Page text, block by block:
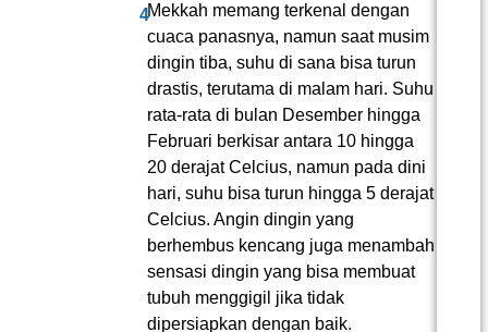
4Mekkah memang terkenal dengan
cuaca panasnya, namun saat musim
dingin tiba, suhu di sana bisa turun
drastis, terutama di malam hari. Suhu
rata-rata di bulan Desember hingga
Februari berkisar antara 10 hingga
20 derajat Celcius, namun pada dini
hari, suhu bisa turun hingga 5 derajat
Celcius. Angin dingin yang
berhembus kencang juga menambah
sensasi dingin yang bisa membuat
tubuh menggigil jika tidak
dipersiapkan dengan baik.